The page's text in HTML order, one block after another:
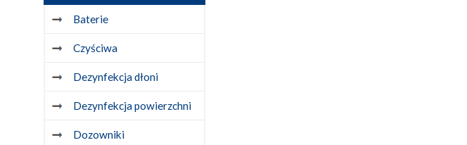
Baterie
Czyściwa
Dezynfekcja dłoni
Dezynfekcja powierzchni
Dozowniki